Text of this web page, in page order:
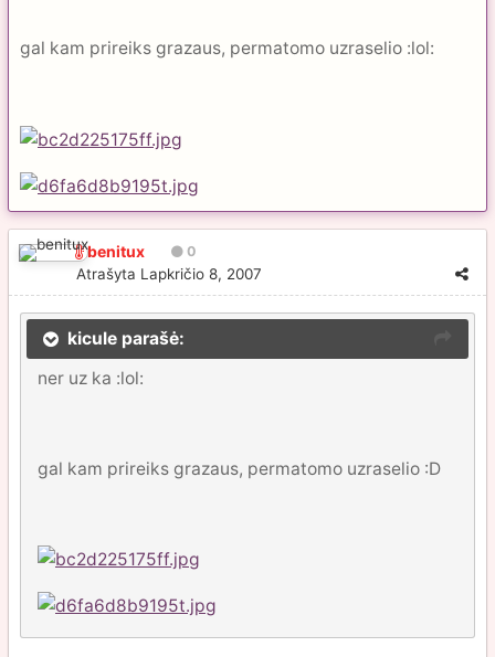
gal kam prireiks grazaus, permatomo uzraselio :lol:
benitux 0
Atrašyta Lapkričio 8, 2007
kicule parašė:
ner uz ka :lol:
gal kam prireiks grazaus, permatomo uzraselio :D